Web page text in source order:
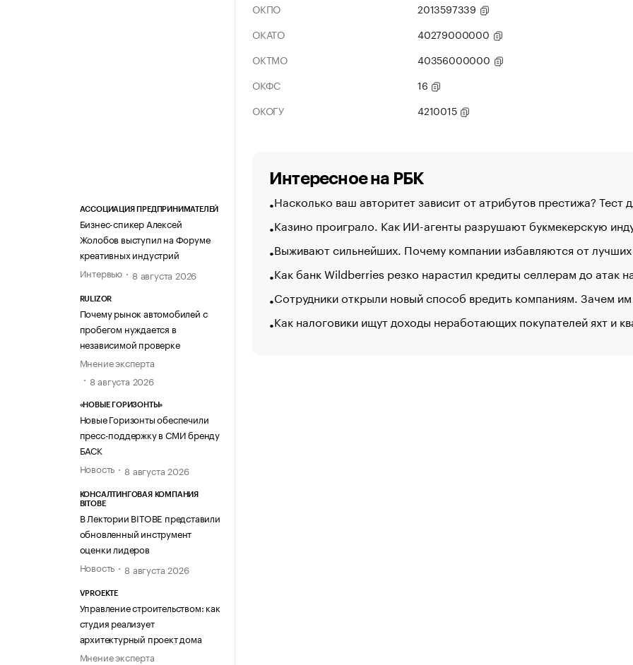
АССОЦИАЦИЯ ПРЕДПРИНИМАТЕЛЕЙ
Бизнес-спикер Алексей
Жолобов выступил на Форуме
креативных индустрий
Интервью
8 августа 2026
RULIZOR
Почему рынок автомобилей с
пробегом нуждается в
независимой проверке
Мнение эксперта
8 августа 2026
«НОВЫЕ ГОРИЗОНТЫ»
Новые Горизонты обеспечили
пресс-поддержку в СМИ бренду
БАСК
Новость
8 августа 2026
КОНСАЛТИНГОВАЯ КОМПАНИЯ
BITOBE
В Лектории BITOBE представили
обновленный инструмент
оценки лидеров
Новость
8 августа 2026
VPROEKTE
Управление строительством: как
студия реализует
архитектурный проект дома
Мнение эксперта
ОКПО
2013597339
ОКАТО
40279000000
ОКТМО
40356000000
ОКФС
16
ОКОГУ
4210015
Интересное на РБК
Насколько ваш авторитет зависит от атрибутов престижа? Тест
Казино проиграло. Как ИИ-агенты разрушают букмекерскую
Выживают сильнейших. Почему компании избавляются от лучших
Как банк Wildberries резко нарастил кредиты селлерам до атак
Сотрудники открыли новый способ вредить компаниям. Зачем
Как налоговики ищут доходы неработающих покупателей яхт и